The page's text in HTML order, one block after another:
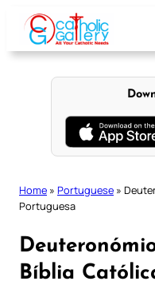
content
Home » Portuguese »
Portuguesa
Bíblia